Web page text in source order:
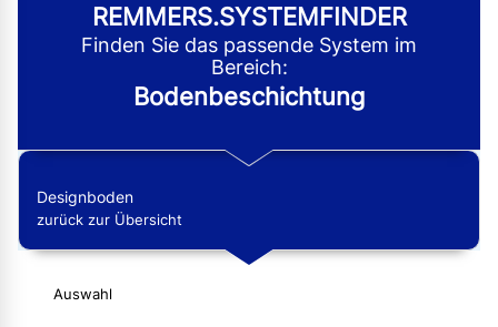
REMMERS.SYSTEMFINDER
Finden Sie das passende System im
Bereich:
Bodenbeschichtung
Designboden
zurück zur Übersicht
Auswahl